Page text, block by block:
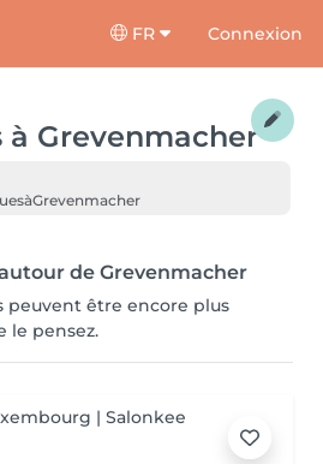
FR Connexion
à Grevenmacher
àGrevenmacher
de Grevenmacher
peuvent être encore plus
le pensez.